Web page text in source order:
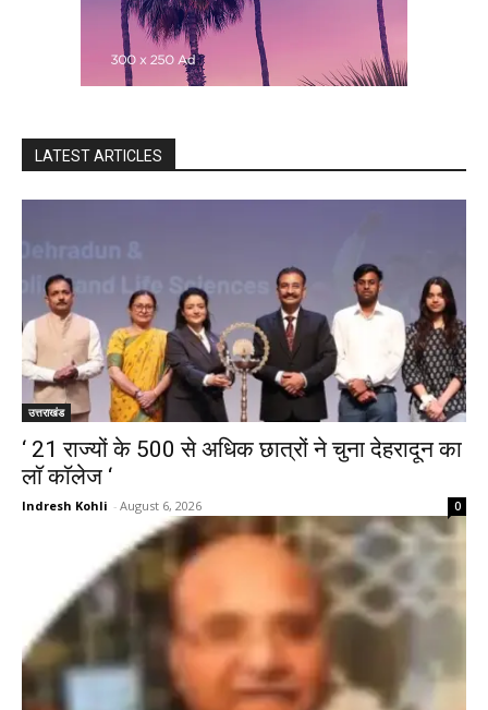
LATEST ARTICLES
उत्तराखंड
‘ 21 राज्यों के 500 से अधिक छात्रों ने चुना देहरादून का
लाॅ काॅलेज ‘
Indresh Kohli - August 6, 2026 0